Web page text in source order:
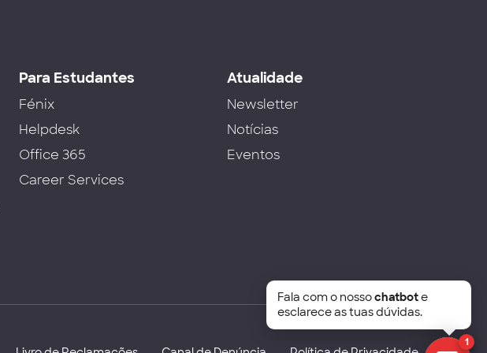
Para Estudantes
Fénix
Helpdesk
Office 365
Career Services
Atualidade
Newsletter
Notícias
Eventos
1
Fala com o nossochatbote
esclarece as tuas dúvidas.